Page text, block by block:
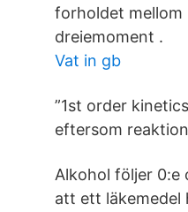
forholdet mellom
dreiemoment .
Vat in gb
”1st order
eftersom
Alkohol följer 0:e
att ett läkemedel